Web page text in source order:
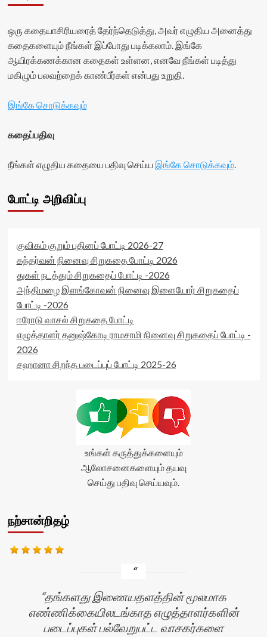
average'>0
(0)
</span>
</div>
starsize='16'
data-
rater-
postid='322'
data-
readonly='true'
data-
<span
title-
</div>
class='yasr-
stars-
title
yasr-
rater-
id='yasr-
visitor-
data-
rater-
postid='319'
data-
rater-
readonly='true'
data-
readonly-
attribute='true'
>
</div>
class='yasr-
stars-
</span>
ஒரு கதையாசிரியரைத் தேர்ந்தெடுத்து, அவர் எழுதிய அனைத்து
கதைகளையும் நீங்கள் இப்போது படிக்கலாம். இங்கே
ஆயிரக்கணக்கான கதைகள் உள்ளன, எனவே நீங்கள் படித்து
மகிழும் பலவற்றைக் காண்பீர்கள் என்பது உறுதி.
இங்கே சொடுக்கவும்
கதைப்பதிவு
நீங்கள் எழுதிய கதையை பதிவு செய்ய இங்கே சொடுக்கவும்.
போட்டி அறிவிப்பு
குவிகம் குறும் புதினப் போட்டி 2026-27
கந்தர்வன் நினைவு சிறுகதை போட்டி 2026
துகள் நடத்தும் சிறுகதைப் போட்டி -2026
அந்திமழை இளங்கோவன் நினைவு இளையோர் சிறுகதைப்
போட்டி -2026
ஈரோடு வாசல் சிறுகதை போட்டி
எழுத்தாளர் தனுஷ்கோடி ராமசாமி நினைவு சிறுகதைப் போட்டி -
2026
சஹானா சிறந்த படைப்புப் போட்டி 2025-26
உங்கள் கருத்துக்களையும்
ஆலோசனைகளையும் தயவு
செய்து பதிவு செய்யவும்.
நற்சான்றிதழ்
தங்களது இணையதளத்தின் மூலமாக
எண்ணிக்கையிலடங்காத எழுத்தாளர்களின்
படைப்புகள் பல்வேறுபட்ட வாசகர்களை